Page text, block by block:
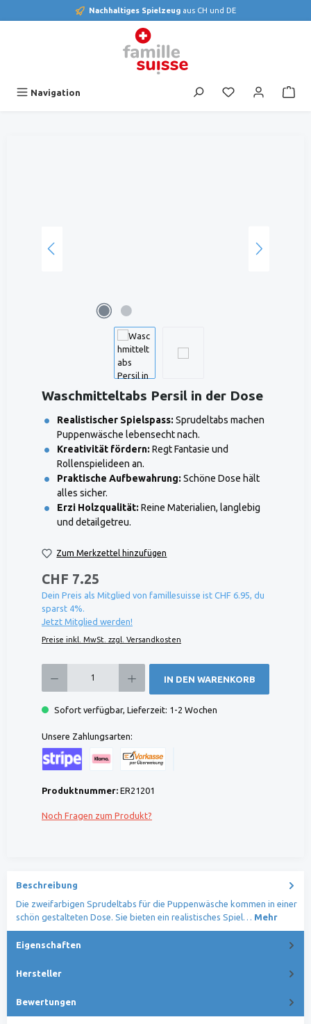
Nachhaltiges Spielzeug aus CH und DE
Navigation Du hast 0
Waschmitteltabs Persil in der Dose
Realistischer Spielspass: Sprudeltabs machen
Puppenwäsche lebensecht nach.
Kreativität fördern: Regt Fantasie und
Rollenspielideen an.
Praktische Aufbewahrung: Schöne Dose hält
alles sicher.
Erzi Holzqualität: Reine Materialien, langlebig
und detailgetreu.
Zum Merkzettel hinzufügen
CHF 7.25
Dein Preis als Mitglied von famillesuisse ist CHF 6.95, du
sparst 4%.
Jetzt Mitglied werden!
Preise inkl. MwSt. zzgl. Versandkosten
IN DEN WARENKORB
Sofort verfügbar, Lieferzeit: 1-2 Wochen
Unsere Zahlungsarten:
Produktnummer: ER21201
Noch Fragen zum Produkt?
Beschreibung
Die zweifarbigen Sprudeltabs für die Puppenwäsche kommen in einer
schön gestalteten Dose. Sie bieten ein realistisches Spiel… Mehr
Eigenschaften
Hersteller
Bewertungen